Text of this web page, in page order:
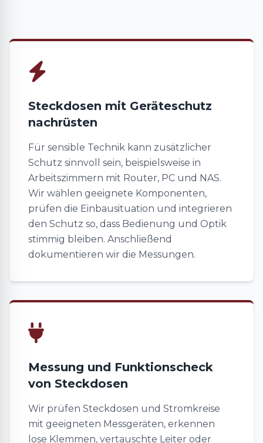
Steckdosen mit Geräteschutz
nachrüsten
Für sensible Technik kann zusätzlicher
Schutz sinnvoll sein, beispielsweise in
Arbeitszimmern mit Router, PC und NAS.
Wir wählen geeignete Komponenten,
prüfen die Einbausituation und integrieren
den Schutz so, dass Bedienung und Optik
stimmig bleiben. Anschließend
dokumentieren wir die Messungen.
Messung und Funktionscheck
von Steckdosen
Wir prüfen Steckdosen und Stromkreise
mit geeigneten Messgeräten, erkennen
lose Klemmen, vertauschte Leiter oder